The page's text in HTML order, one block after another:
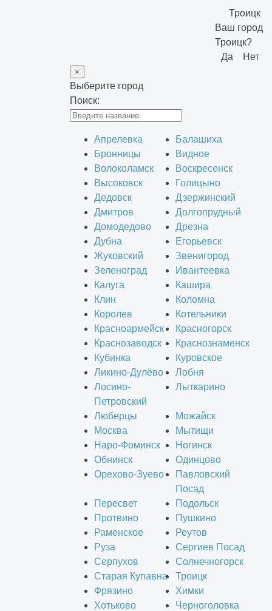
Троицк
Ваш город
Троицк?
Да
Нет
×
Выберите город
Поиск:
Апрелевка
Балашиха
Бронницы
Видное
Волоколамск
Воскресенск
Высоковск
Голицыно
Дедовск
Дзержинский
Дмитров
Долгопрудный
Домодедово
Дрезна
Дубна
Егорьевск
Жуковский
Звенигород
Зеленоград
Ивантеевка
Калуга
Кашира
Клин
Коломна
Королев
Котельники
Красноармейск
Красногорск
Краснозаводск
Краснознаменск
Кубинка
Куровское
Ликино-Дулёво
Лобня
Лосино-
Петровский
Лыткарино
Люберцы
Можайск
Москва
Мытищи
Наро-Фоминск
Ногинск
Обнинск
Одинцово
Орехово-Зуево
Павловский
Посад
Пересвет
Подольск
Протвино
Пушкино
Раменское
Реутов
Руза
Сергиев Посад
Серпухов
Солнечногорск
Старая Купавна
Троицк
Фрязино
Химки
Хотьково
Черноголовка